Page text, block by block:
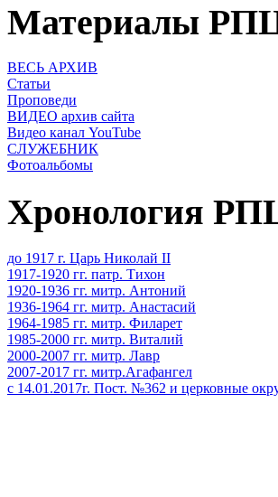
Материалы
ВЕСЬ АРХИВ
Статьи
Проповеди
ВИДЕО архив сайта
Видео канал YouTube
СЛУЖЕБНИК
Фотоальбомы
Хронология
до 1917 г. Царь Николай II
1917-1920 гг. патр. Тихон
1920-1936 гг. митр. Антоний
1936-1964 гг. митр. Анастасий
1964-1985 гг. митр. Филарет
1985-2000 гг. митр. Виталий
2000-2007 гг. митр. Лавр
2007-2017 гг. митр.Агафангел
с 14.01.2017г. Пост. №362 и церковные